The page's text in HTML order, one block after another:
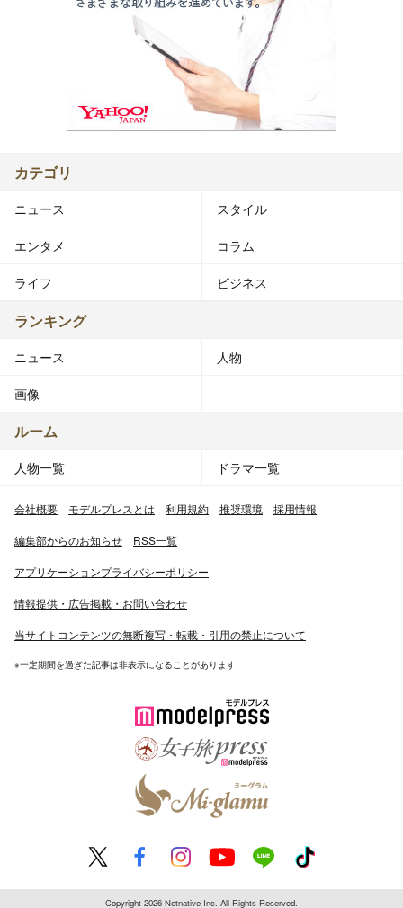
カテゴリ
ニュース スタイル
エンタメ コラム
ライフ ビジネス
ランキング
ニュース 人物
画像
ルーム
人物一覧 ドラマ一覧
会社概要 モデルプレスとは 利用規約 推奨環境 採用情報
編集部からのお知らせ RSS一覧
アプリケーションプライバシーポリシー
情報提供・広告掲載・お問い合わせ
当サイトコンテンツの無断複写・転載・引用の禁止について
※一定期間を過ぎた記事は非表示になることがあります
Copyright 2026 Netnative Inc. All Rights Reserved.